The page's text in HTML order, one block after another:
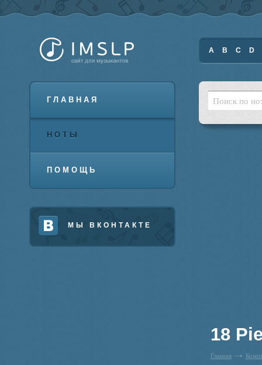
ГЛАВНАЯ
НОТЫ
ПОМОЩЬ
МЫ ВКОНТАКТЕ
A B C D
18
Главная